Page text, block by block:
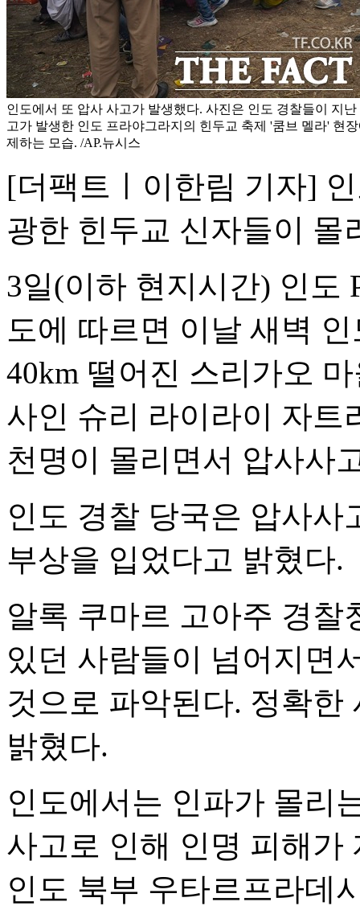
인도에서 또 압사 사고가 발생했다. 사진은 인도 경찰들이 지
고가 발생한 인도 프라야그라지의 힌두교 축제 '쿰브 멜라' 현
제하는 모습. /AP.뉴시스
[더팩트ㅣ이한림 기자]
광한 힌두교 신자들이 몰
3일(이하 현지시간) 인도
도에 따르면 이날 새벽
40km 떨어진 스리가오
사인 슈리 라이라이 자트
천명이 몰리면서 압사사
인도 경찰 당국은 압사사
부상을 입었다고 밝혔다.
알록 쿠마르 고아주 경
있던 사람들이 넘어지면
것으로 파악된다. 정확
밝혔다.
인도에서는 인파가 몰리
사고로 인해 인명 피해가
인도 북부 우타르프라데